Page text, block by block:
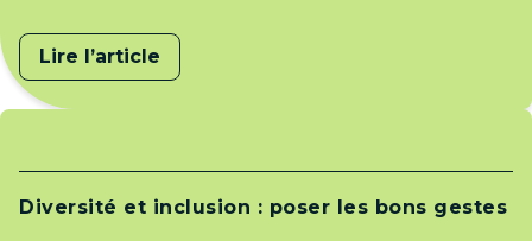
Lire l’article
Diversité et inclusion : poser les bons gestes